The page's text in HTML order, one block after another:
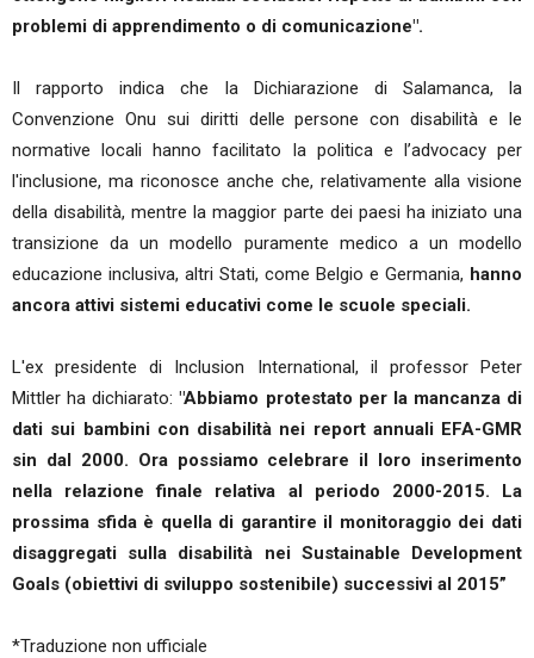
problemi di apprendimento o di comunicazione".
Il rapporto indica che la Dichiarazione di Salamanca, la
Convenzione Onu sui diritti delle persone con disabilità e le
normative locali hanno facilitato la politica e l’advocacy per
l'inclusione, ma riconosce anche che, relativamente alla visione
della disabilità, mentre la maggior parte dei paesi ha iniziato una
transizione da un modello puramente medico a un modello
educazione inclusiva, altri Stati, come Belgio e Germania, hanno
ancora attivi sistemi educativi come le scuole speciali.
L'ex presidente di Inclusion International, il professor Peter
Mittler ha dichiarato:"Abbiamo protestato per la mancanza di
dati sui bambini con disabilità nei report annuali EFA-GMR
sin dal 2000. Ora possiamo celebrare il loro inserimento
nella relazione finale relativa al periodo 2000-2015. La
prossima sfida è quella di garantire il monitoraggio dei dati
disaggregati sulla disabilità nei Sustainable Development
Goals (obiettivi di sviluppo sostenibile) successivi al 2015”
*Traduzione non ufficiale